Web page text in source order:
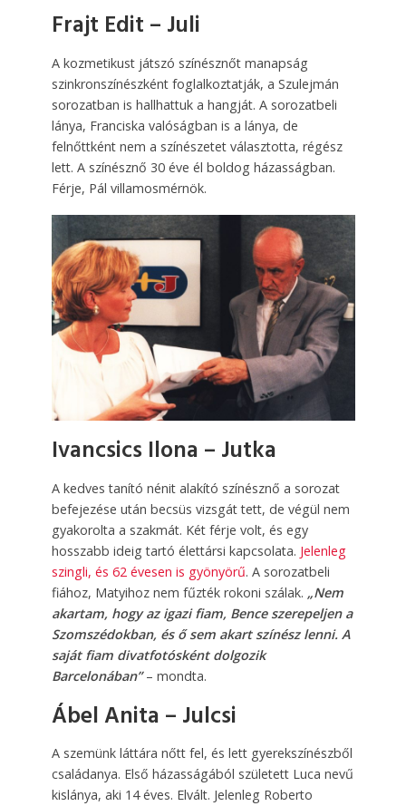
Frajt Edit – Juli
A kozmetikust játszó színésznőt manapság
szinkronszínészként foglalkoztatják, a Szulejmán
sorozatban is hallhattuk a hangját. A sorozatbeli
lánya, Franciska valóságban is a lánya, de
felnőttként nem a színészetet választotta, régész
lett. A színésznő 30 éve él boldog házasságban.
Férje, Pál villamosmérnök.
Ivancsics Ilona – Jutka
A kedves tanító nénit alakító színésznő a sorozat
befejezése után becsüs vizsgát tett, de végül nem
gyakorolta a szakmát. Két férje volt, és egy
hosszabb ideig tartó élettársi kapcsolata. Jelenleg
szingli, és 62 évesen is gyönyörű. A sorozatbeli
fiához, Matyihoz nem fűzték rokoni szálak. „Nem
akartam, hogy az igazi fiam, Bence szerepeljen a
Szomszédokban, és ő sem akart színész lenni. A
saját fiam divatfotósként dolgozik
Barcelonában”– mondta.
Ábel Anita – Julcsi
A szemünk láttára nőtt fel, és lett gyerekszínészből
családanya. Első házasságából született Luca nevű
kislánya, aki 14 éves. Elvált. Jelenleg Roberto